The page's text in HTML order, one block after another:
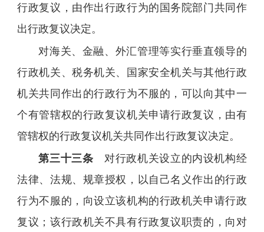
行政复议，由作出行政行为的国务院部门共同作
出行政复议决定。
对海关、金融、外汇管理等实行垂直领导的
行政机关、税务机关、国家安全机关与其他行政
机关共同作出的行政行为不服的，可以向其中一
个有管辖权的行政复议机关申请行政复议，由有
管辖权的行政复议机关共同作出行政复议决定。
第三十三条 对行政机关设立的内设机构经
法律、法规、规章授权，以自己名义作出的行政
行为不服的，向设立该机构的行政机关申请行政
复议；该行政机关不具有行政复议职责的，向对